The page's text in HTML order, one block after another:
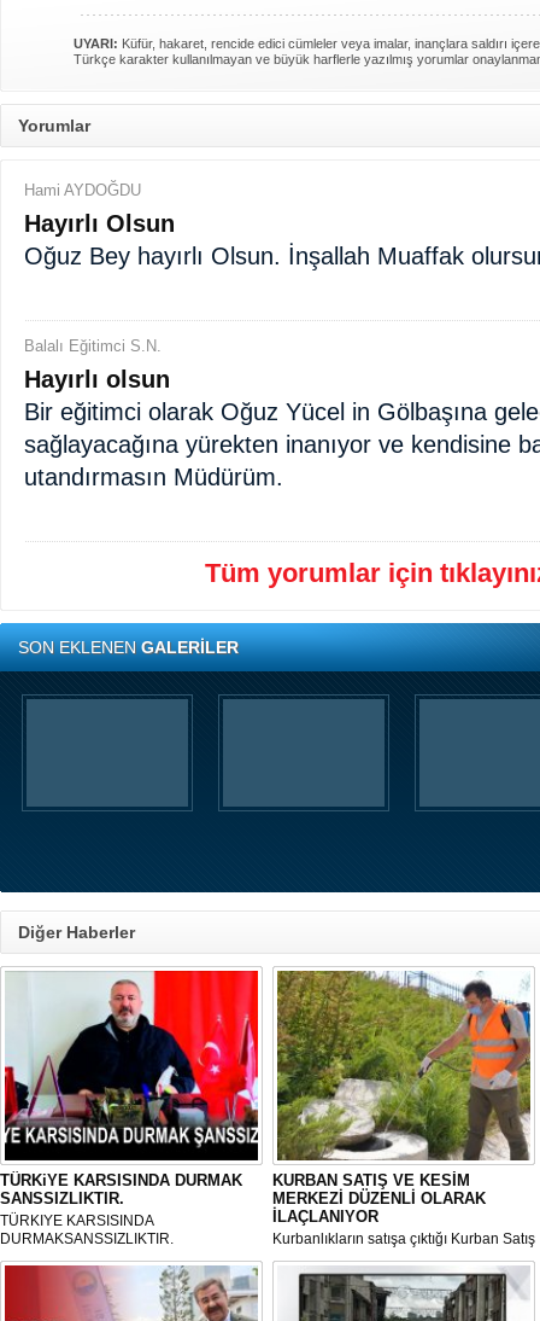
UYARI: Küfür, hakaret, rencide edici cümleler veya imalar, inançlara saldırı
Türkçe karakter kullanılmayan ve büyük harflerle yazılmış yorumlar
Yorumlar
Hami AYDOĞDU
Hayırlı Olsun
Oğuz Bey hayırlı Olsun. İnşallah Muaffak
Balalı Eğitimci S.N.
Hayırlı olsun
Bir eğitimci olarak Oğuz Yücel in Gölbaşına
sağlayacağına yürekten inanıyor ve kendisine
utandırmasın Müdürüm.
Tüm yorumlar için
SON EKLENENGALERİLER
Diğer Haberler
TÜRKiYE KARSISINDA DURMAK
SANSSIZLIKTIR.
TÜRKIYE KARSISINDA
DURMAKSANSSIZLIKTIR.
KURBAN SATIŞ VE KESİM
MERKEZİ DÜZENLİ OLARAK
İLAÇLANIYOR
Kurbanlıkların satışa çıktığı Kurban Satış
ve Kesim Merkezi, haşere ve
mikropların önüne geçilmesi amacıyla
her gün Gölbaşı Belediyesi ekipleri
tarafından düzenli olarak ilaçlanıyor.